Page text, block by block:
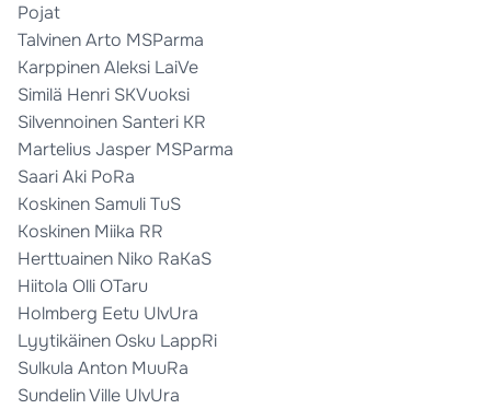
Pojat
Talvinen Arto MSParma
Karppinen Aleksi LaiVe
Similä Henri SKVuoksi
Silvennoinen Santeri KR
Martelius Jasper MSParma
Saari Aki PoRa
Koskinen Samuli TuS
Koskinen Miika RR
Herttuainen Niko RaKaS
Hiitola Olli OTaru
Holmberg Eetu UlvUra
Lyytikäinen Osku LappRi
Sulkula Anton MuuRa
Sundelin Ville UlvUra